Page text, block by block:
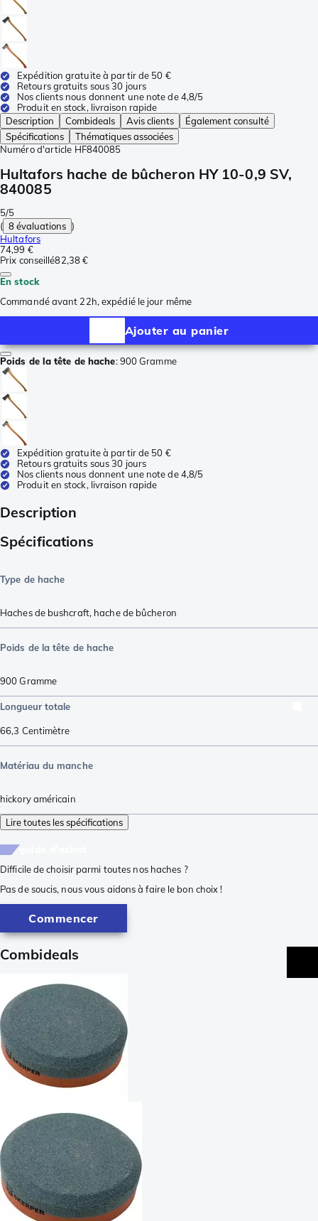
Expédition gratuite à partir de 50 €
Retours gratuits sous 30 jours
Nos clients nous donnent une note de 4,8/5
Produit en stock, livraison rapide
Description
Combideals Avis clients
Également consulté
Spécifications
Thématiques associées
Numéro d'article HF840085
Hultafors hache de bûcheron HY 10-0,9 SV,
840085
5/5
( 8 évaluations )
Hultafors
74,99 €
Prix conseillé82,38 €
En stock
Commandé avant 22h, expédié le jour même
Ajouter au panier
Poids de la tête de hache:900 Gramme
Expédition gratuite à partir de 50 €
Retours gratuits sous 30 jours
Nos clients nous donnent une note de 4,8/5
Produit en stock, livraison rapide
Description
Spécifications
Type de hache
Haches de bushcraft, hache de bûcheron
Poids de la tête de hache
900Gramme
Longueur totale
66,3 Centimètre
Matériau du manche
hickory américain
Lire toutes les spécifications
Difficile de choisir parmi toutes nos haches ?
Pas de soucis, nous vous aidons à faire le bon choix !
Commencer
Combideals